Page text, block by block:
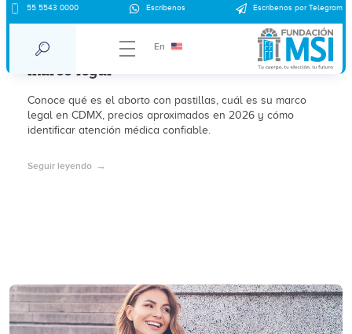
55 5543 0000 Escríbenos Escríbenos por Telegram
En
Aborto con pastillas en CDMX:
información general, precios 2026 y
marco legal
Conoce qué es el aborto con pastillas, cuál es su marco
legal en CDMX, precios aproximados en 2026 y cómo
identificar atención médica confiable.
Seguir leyendo